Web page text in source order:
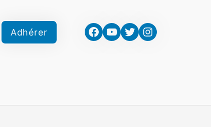
Adhérer Facebook
YouTube
TwitterInstagram